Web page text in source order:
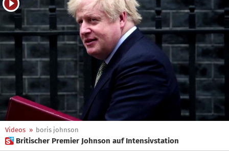
Videos » boris johnson
 Britischer Premier Johnson auf Intensivstation